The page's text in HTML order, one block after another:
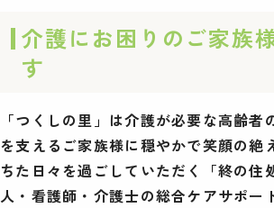
介護にお困りのご家族
す
「つくしの里」は介護が必要な高齢者
を支えるご家族様に穏やかで笑顔の絶
ちた日々を過ごしていただく「終の住
人・看護師・介護士の総合ケアサポー